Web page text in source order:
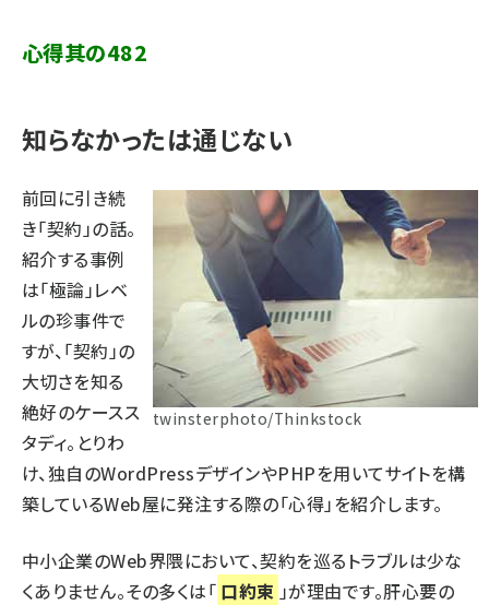
心得其の482
知らなかったは通じない
twinsterphoto/Thinkstock
前回に引き続
き「契約」の話。
紹介する事例
は「極論」レベ
ルの珍事件で
すが、「契約」の
大切さを知る
絶好のケースス
タディ。とりわ
け、独自のWordPressデザインやPHPを用いてサイトを構
築しているWeb屋に発注する際の「心得」を紹介します。
中小企業のWeb界隈において、契約を巡るトラブルは少な
くありません。その多くは「 口約束 」が理由です。肝心要の